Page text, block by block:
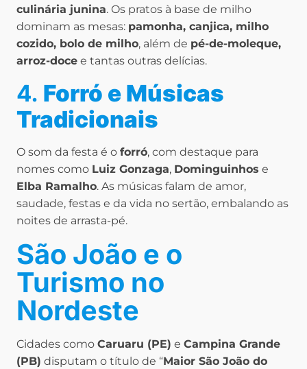
culinária junina. Os pratos à base de milho
dominam as mesas: pamonha, canjica, milho
cozido, bolo de milho, além de pé-de-moleque,
arroz-doce e tantas outras delícias.
4. Forró e Músicas
Tradicionais
O som da festa é o forró, com destaque para
nomes como Luiz Gonzaga, Dominguinhos e
Elba Ramalho. As músicas falam de amor,
saudade, festas e da vida no sertão, embalando as
noites de arrasta-pé.
São João e o
Turismo no
Nordeste
Cidades como Caruaru (PE) e Campina Grande
(PB) disputam o título de “Maior São João do